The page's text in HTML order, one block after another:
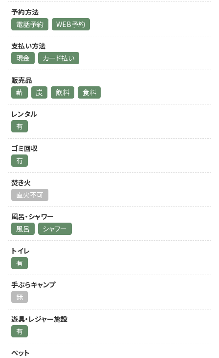
予約方法
電話予約
WEB予約
支払い方法
現金
カード払い
販売品
薪
炭 飲料 食料
レンタル
有
ゴミ回収
有
焚き火
直火不可
風呂・シャワー
風呂
シャワー
トイレ
有
手ぶらキャンプ
無
遊具・レジャー施設
有
ペット